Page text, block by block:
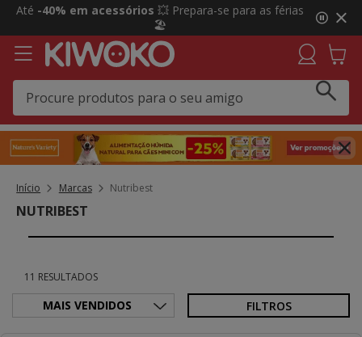
3
3,
mensagem,
Click&Collect:Recolha GRÁTIS em loja e receba uma
prenda 🎁 Agora em mais lojas!
Início Marcas Nutribest
NUTRIBEST
11 RESULTADOS
FILTROS